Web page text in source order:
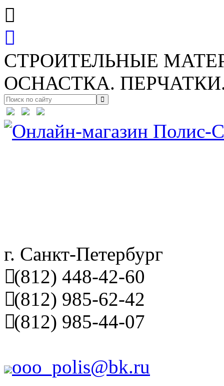
СТРОИТЕЛЬНЫЕ
ОСНАСТКА.
г. Санкт-Петербург
(812) 448-42-60
(812) 985-62-42
(812) 985-44-07
ooo_polis@bk.ru